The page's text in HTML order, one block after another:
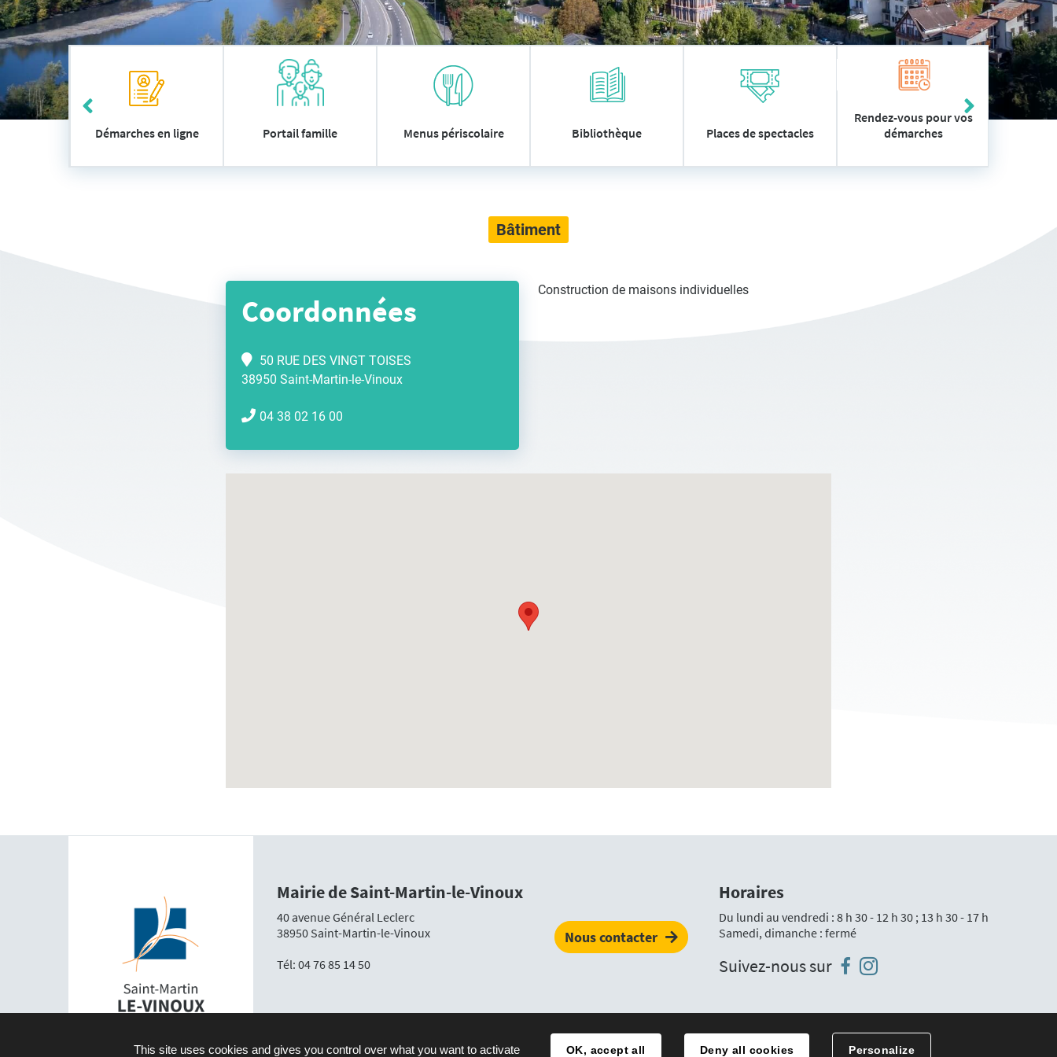
Accès
rapide
Démarches en ligne Portail famille Menus périscolaire Bibliothèque Places de spectacles
Rendez-vous pour vos
démarches
Bâtiment
Coordonnées
50 RUE DES VINGT TOISES
38950 Saint-Martin-le-Vinoux
04 38 02 16 00
Construction de maisons individuelles
Mairie de Saint-Martin-le-Vinoux
40 avenue Général Leclerc
38950 Saint-Martin-le-Vinoux
Tél:04 76 85 14 50
Nous contacter
Horaires
Du lundi au vendredi : 8 h 30 - 12 h 30 ; 13 h 30 - 17 h
Samedi, dimanche : fermé
Suivez-nous sur Facebook
Instagram
Mentions légales Accessibilité Traitement des données
This site uses cookies and gives you control over what you want to activate OK, accept all Deny all cookies Personalize